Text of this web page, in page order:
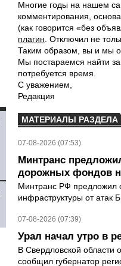
Многие годы на нашем
комментирования,
(как говорится «без
плагин . Отключил не
Таким образом, вы и мы
Мы постараемся найти
потребуется время.
С уважением,
Редакция
МАТЕРИАЛЫ РАЗДЕЛА
07-08-2026 (07:53)
Минтранс
дорожных фондов
Минтранс РФ предложил
инфраструктуры от атак
07-08-2026 (07:39)
Урал начал утро в
В Свердловской области
сообщил губернатор